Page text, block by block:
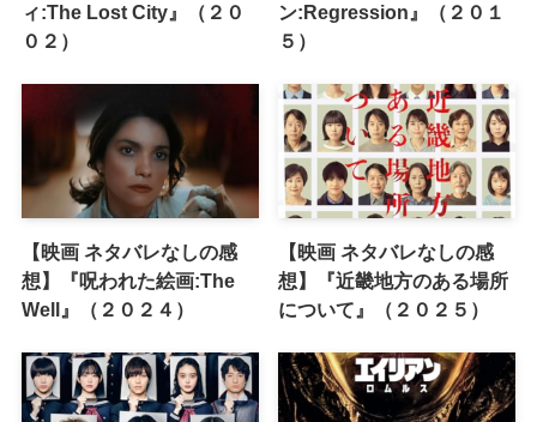
ィ:The Lost City』（２０
０２）
ン:Regression』（２０１
５）
【映画 ネタバレなしの感
想】『呪われた絵画:The
Well』（２０２４）
【映画 ネタバレなしの感
想】『近畿地方のある場所
について』（２０２５）